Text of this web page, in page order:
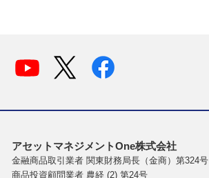
アセットマネジメントOne株式会社
金融商品取引業者 関東財務局長（金商）第324号
商品投資顧問業者 農経 (2) 第24号